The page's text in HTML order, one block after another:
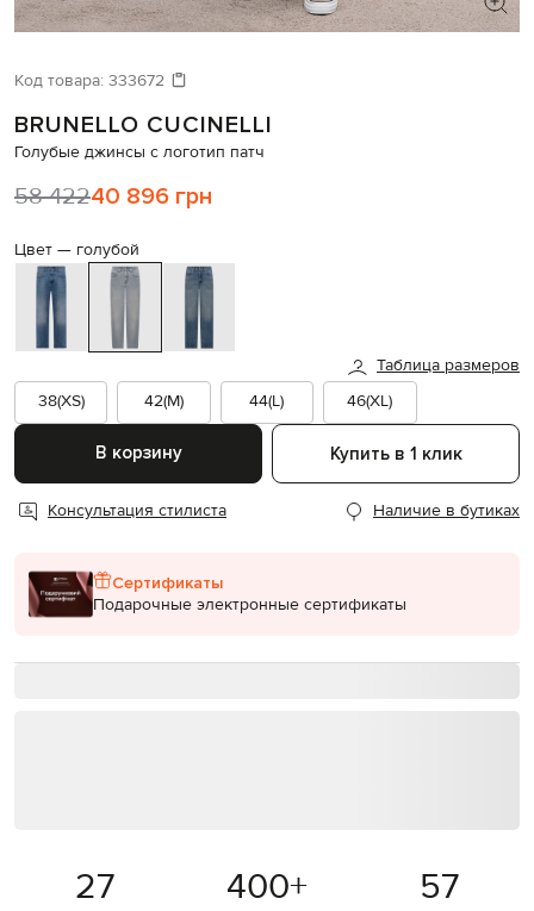
Давайте подберем что-то еще
Код товара: 333672
BRUNELLO CUCINELLI
Голубые джинсы с логотип патч
58 42240 896 грн
Цвет — голубой
Таблица размеров
38(XS)
42(M) 44(L) 46(XL)
В корзину Купить в 1 клик
Консультация стилиста Наличие в бутиках
Сертификаты
Подарочные электронные сертификаты
27 400+ 57